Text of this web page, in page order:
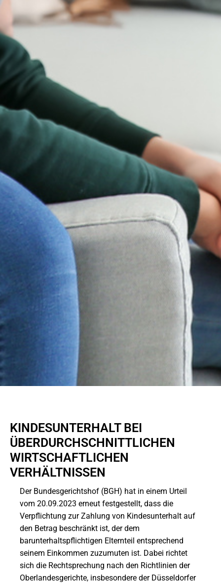
KINDESUNTERHALT BEI
ÜBERDURCHSCHNITTLICHEN
WIRTSCHAFTLICHEN
VERHÄLTNISSEN
Der Bundesgerichtshof (BGH) hat in einem Urteil
vom 20.09.2023 erneut festgestellt, dass die
Verpflichtung zur Zahlung von Kindesunterhalt auf
den Betrag beschränkt ist, der dem
barunterhaltspflichtigen Elternteil entsprechend
seinem Einkommen zuzumuten ist. Dabei richtet
sich die Rechtsprechung nach den Richtlinien der
Oberlandesgerichte, insbesondere der Düsseldorfer